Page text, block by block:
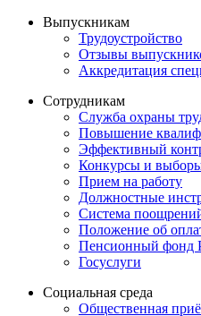
Выпускникам
Трудоустройство
Отзывы
Аккредитация
Сотрудникам
Служба охраны
Повышение
Эффективный
Конкурсы и
Прием на работу
Должностные
Система
Положение об
Пенсионный фонд
Госуслуги
Социальная среда
Общественная